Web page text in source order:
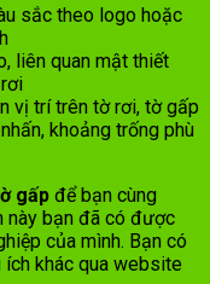
sắc theo logo hoặc
liên quan mật thiết
vị trí trên tờ rơi, tờ gấp
khoảng trống phù
gấp để bạn cùng
này bạn đã có được
của mình. Bạn có
khác qua website